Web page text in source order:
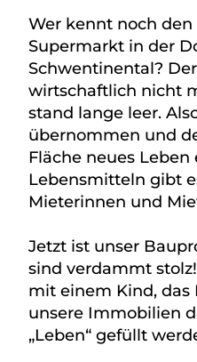
Wer kennt noch den
Supermarkt in der
Schwentinental?
wirtschaftlich nicht
stand lange leer.
übernommen und
Fläche neues
Lebensmitteln gibt
Mieterinnen und
Jetzt ist unser
sind verdammt
mit einem Kind, das
unsere Immobilien
„Leben“ gefüllt